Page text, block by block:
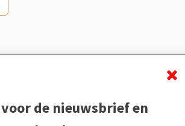
voor de nieuwsbrief en